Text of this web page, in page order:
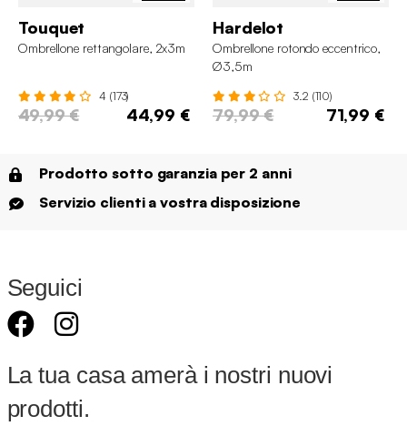
Touquet
Ombrellone rettangolare, 2x3m
4 (173)
49,99 € 44,99 €
Hardelot
Ombrellone rotondo eccentrico,
Ø3,5m
3.2 (110)
79,99 € 71,99 €
Prodotto sotto garanzia per 2 anni
Servizio clienti a vostra disposizione
Seguici
La tua casa amerà i nostri nuovi
prodotti.